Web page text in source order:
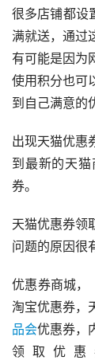
很多店铺都设
满就送，通过
有可能是因为
使用积分也可
到自己满意的
出现天猫优惠
到最新的天
券。
天猫优惠券领
问题的原因很
优惠券商城，
淘宝优惠券，
品会优惠券，
领取优惠